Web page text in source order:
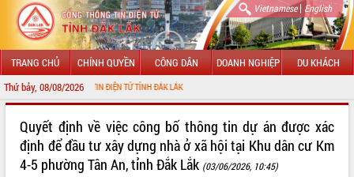
Vietnamese| English
TRANG CHỦ CHÍNH QUYỀN CÔNG DÂN DOANH NGHIỆP DU KHÁCH
Thứ bảy, 08/08/2026
THÔNG TIN ĐIỆN TỬ TỈNH ĐẮK LẮK
LÃNH ĐẠO UBND TỈNH
Quyết định về việc công bố thông tin dự án được xác
định để đầu tư xây dựng nhà ở xã hội tại Khu dân cư Km
4-5 phường Tân An, tỉnh Đắk Lắk (03/06/2026, 10:45)